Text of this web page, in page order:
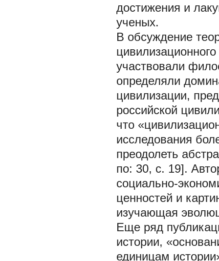
достижения и
ученых.
В обсуждение
участвовали
определяли
цивилизации,
российской
что
исследования
преодолеть
по: 30, с. 19].
социально-
ценностей и
изучающая
Еще ряд
истории,
единицам